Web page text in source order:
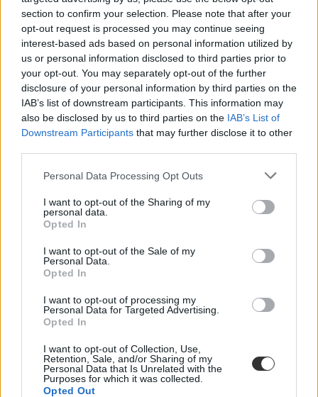
section to confirm your selection. Please note that after your
opt-out request is processed you may continue seeing
interest-based ads based on personal information utilized by
us or personal information disclosed to third parties prior to
your opt-out. You may separately opt-out of the further
disclosure of your personal information by third parties on the
IAB’s list of downstream participants. This information may
also be disclosed by us to third parties on the IAB’s List of
Downstream Participants that may further disclose it to other
Personal Data Processing Opt Outs
I want to opt-out of the Sharing of my
personal data.
Opted In
I want to opt-out of the Sale of my
Personal Data.
Opted In
I want to opt-out of processing my
Personal Data for Targeted Advertising.
Opted In
I want to opt-out of Collection, Use,
Retention, Sale, and/or Sharing of my
Personal Data that Is Unrelated with the
Purposes for which it was collected.
Opted Out